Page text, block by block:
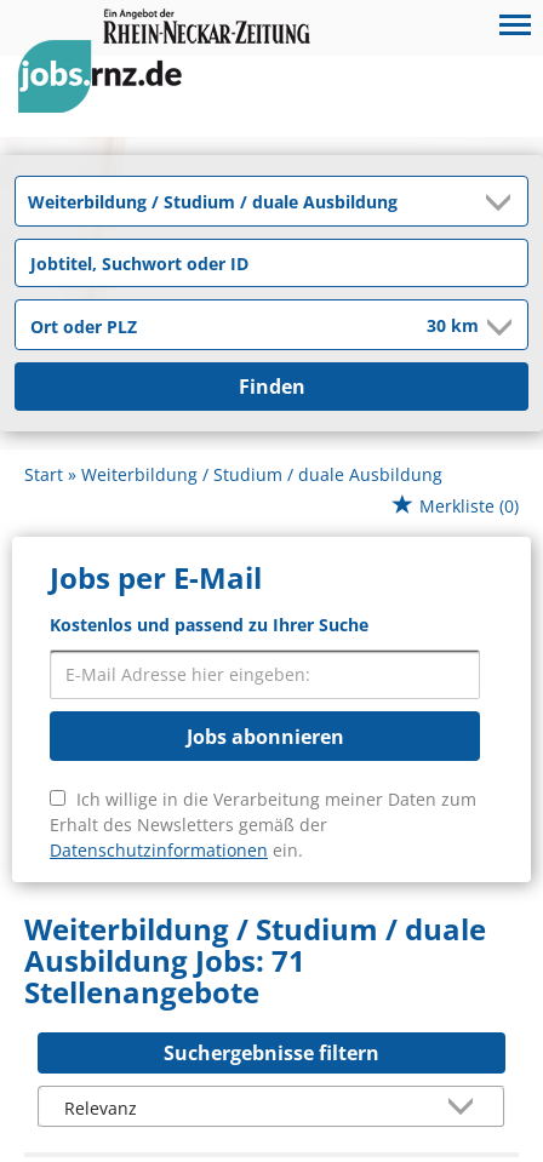
Finden
Start
Weiterbildung / Studium / duale Ausbildung
Merkliste (0)
Jobs per E-Mail
Kostenlos und passend zu Ihrer Suche
Jobs abonnieren
Ich willige in die Verarbeitung meiner Daten zum
Erhalt des Newsletters gemäß der
Datenschutzinformationen ein.
Weiterbildung / Studium / duale
Ausbildung Jobs: 71
Stellenangebote
Suchergebnisse filtern